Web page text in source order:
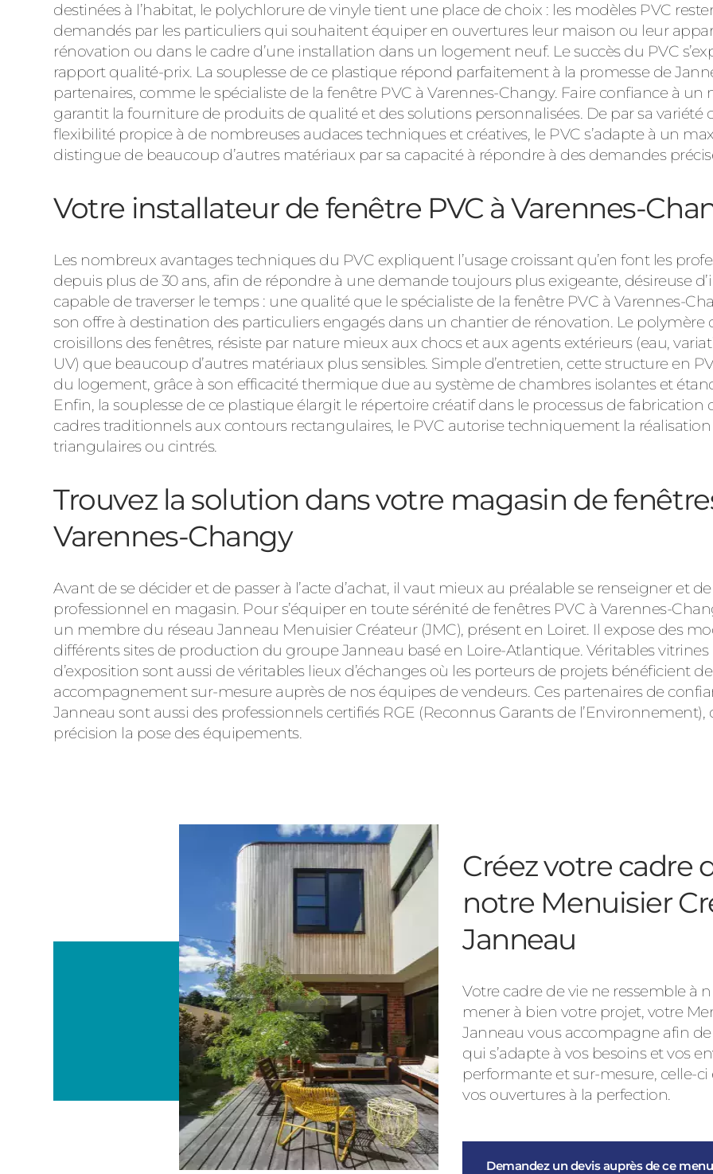
destinées à l’habitat, le polychlorure de vinyle tient une place de choix : les modèles PVC
demandés par les particuliers qui souhaitent équiper en ouvertures leur maison ou leur
rénovation ou dans le cadre d’une installation dans un logement neuf. Le succès du PVC
rapport qualité-prix. La souplesse de ce plastique répond parfaitement à la promesse de
partenaires, comme le spécialiste de la fenêtre PVC à Varennes-Changy. Faire confiance à un
garantit la fourniture de produits de qualité et des solutions personnalisées. De par sa variété
flexibilité propice à de nombreuses audaces techniques et créatives, le PVC s’adapte à un
distingue de beaucoup d’autres matériaux par sa capacité à répondre à des demandes
Votre installateur de fenêtre PVC à Varennes-
Les nombreux avantages techniques du PVC expliquent l’usage croissant qu’en font les
depuis plus de 30 ans, afin de répondre à une demande toujours plus exigeante, désireuse
capable de traverser le temps : une qualité que le spécialiste de la fenêtre PVC à Varennes-
son offre à destination des particuliers engagés dans un chantier de rénovation. Le polymère
croisillons des fenêtres, résiste par nature mieux aux chocs et aux agents extérieurs (eau,
UV) que beaucoup d’autres matériaux plus sensibles. Simple d’entretien, cette structure en
du logement, grâce à son efficacité thermique due au système de chambres isolantes et
Enfin, la souplesse de ce plastique élargit le répertoire créatif dans le processus de fabrication
cadres traditionnels aux contours rectangulaires, le PVC autorise techniquement la
triangulaires ou cintrés.
Trouvez la solution dans votre magasin de
Varennes-Changy
Avant de se décider et de passer à l’acte d’achat, il vaut mieux au préalable se renseigner et
professionnel en magasin. Pour s’équiper en toute sérénité de fenêtres PVC à Varennes-
un membre du réseau Janneau Menuisier Créateur (JMC), présent en Loiret. Il expose des
différents sites de production du groupe Janneau basé en Loire-Atlantique. Véritables vitrines
d’exposition sont aussi de véritables lieux d’échanges où les porteurs de projets bénéficient
accompagnement sur-mesure auprès de nos équipes de vendeurs. Ces partenaires de
Janneau sont aussi des professionnels certifiés RGE (Reconnus Garants de
précision la pose des équipements.
Créez votre cadre
notre Menuisier
Janneau
Votre cadre de vie ne ressemble à
mener à bien votre projet, votre
Janneau vous accompagne afin
qui s’adapte à vos besoins et vos
performante et sur-mesure, celle-
vos ouvertures à la perfection.
Demandez un devis auprès de ce